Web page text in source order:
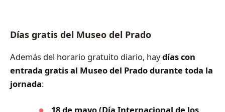
Días gratis del Museo del Prado
Además del horario gratuito diario, haydías con
entrada gratis al Museo del Prado durante toda la
jornada:
18 de mayo (Día Internacional de los